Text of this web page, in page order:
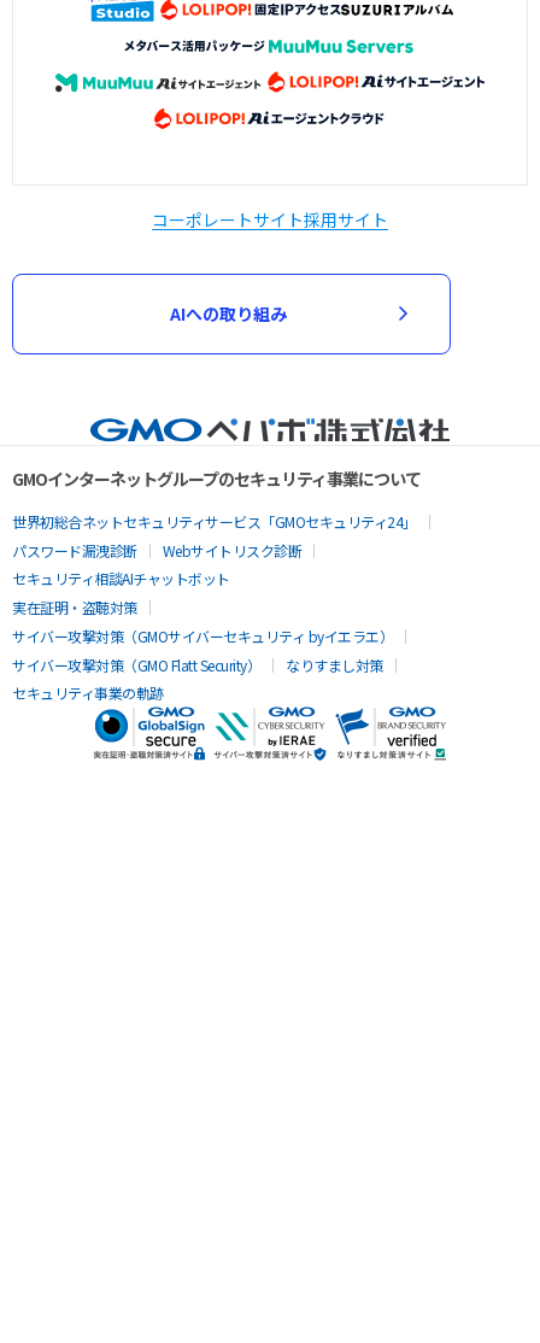
コーポレートサイト採用サイト
AIへの取り組み
GMOインターネットグループのセキュリティ事業について
世界初総合ネットセキュリティサービス「GMOセキュリティ24」
パスワード漏洩診断
Webサイトリスク診断
セキュリティ相談AIチャットボット
実在証明・盗聴対策
サイバー攻撃対策（GMOサイバーセキュリティ byイエラエ）
サイバー攻撃対策（GMO Flatt Security）
なりすまし対策
セキュリティ事業の軌跡